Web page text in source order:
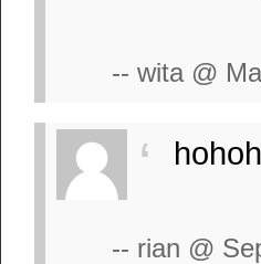
-- wita @
-- rian @